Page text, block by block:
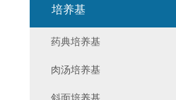
培养基
药典培养基
肉汤培养基